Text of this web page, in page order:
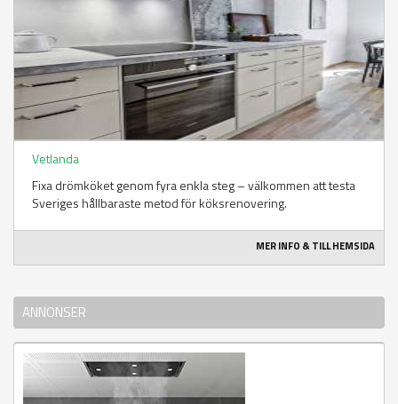
Vetlanda
Fixa drömköket genom fyra enkla steg – välkommen att testa
Sveriges hållbaraste metod för köksrenovering.
MER INFO & TILL HEMSIDA
ANNONSER